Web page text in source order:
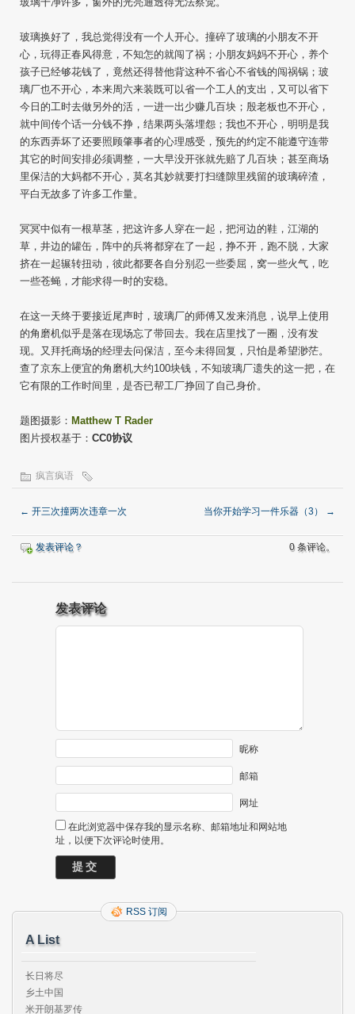
玻璃换好了，我总觉得没有一个人开心。撞碎了玻璃的小朋友不开
心，玩得正春风得意，不知怎的就闯了祸；小朋友妈妈不开心，养个
孩子已经够花钱了，竟然还得替他背这种不省心不省钱的闯祸锅；玻
璃厂也不开心，本来周六来装既可以省一个工人的支出，又可以省下
今日的工时去做另外的活，一进一出少赚几百块；殷老板也不开心，
就中间传个话一分钱不挣，结果两头落埋怨；我也不开心，明明是我
的东西弄坏了还要照顾肇事者的心理感受，预先的约定不能遵守连带
其它的时间安排必须调整，一大早没开张就先赔了几百块；甚至商场
里保洁的大妈都不开心，莫名其妙就要打扫缝隙里残留的玻璃碎渣，
平白无故多了许多工作量。
冥冥中似有一根草茎，把这许多人穿在一起，把河边的鞋，江湖的
草，井边的罐缶，阵中的兵将都穿在了一起，挣不开，跑不脱，大家
挤在一起辗转扭动，彼此都要各自分别忍一些委屈，窝一些火气，吃
一些苍蝇，才能求得一时的安稳。
在这一天终于要接近尾声时，玻璃厂的师傅又发来消息，说早上使用
的角磨机似乎是落在现场忘了带回去。我在店里找了一圈，没有发
现。又拜托商场的经理去问保洁，至今未得回复，只怕是希望渺茫。
查了京东上便宜的角磨机大约100块钱，不知玻璃厂遗失的这一把，在
它有限的工作时间里，是否已帮工厂挣回了自己身价。
题图摄影： Matthew T Rader
图片授权基于： CC0协议
疯言疯语
← 开三次撞两次违章一次 当你开始学习一件乐器（3） →
发表评论？ 0 条评论。
发表评论
昵称
邮箱
网址
在此浏览器中保存我的显示名称、邮箱地址和网站地
址，以便下次评论时使用。
RSS 订阅
A List
长日将尽
乡土中国
米开朗基罗传